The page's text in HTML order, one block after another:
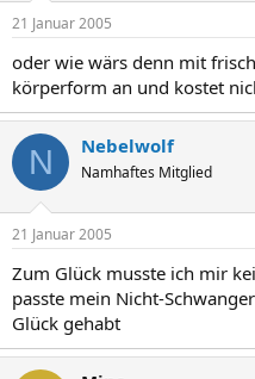
21 Januar 2005
oder wie wärs denn mit
körperform an und kostet
N Nebelwolf
Namhaftes Mitglied
21 Januar 2005
Zum Glück musste ich mir
passte mein Nicht-
Glück gehabt